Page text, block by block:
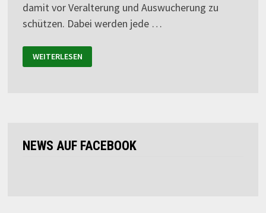
damit vor Veralterung und Auswucherung zu
schützen. Dabei werden jede …
WEITERLESEN
NEWS AUF FACEBOOK